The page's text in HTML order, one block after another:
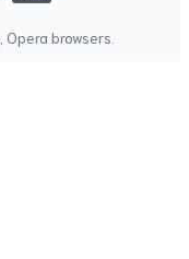
Opera browsers.